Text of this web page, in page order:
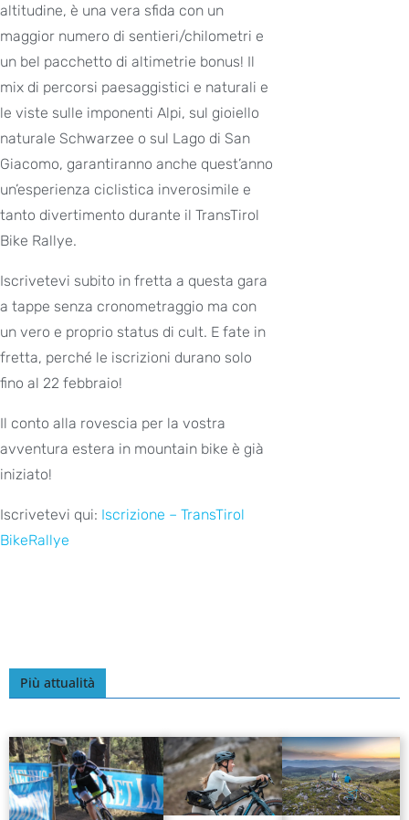
altitudine, è una vera sfida con un
maggior numero di sentieri/chilometri e
un bel pacchetto di altimetrie bonus! Il
mix di percorsi paesaggistici e naturali e
le viste sulle imponenti Alpi, sul gioiello
naturale Schwarzee o sul Lago di San
Giacomo, garantiranno anche quest’anno
un’esperienza ciclistica inverosimile e
tanto divertimento durante il TransTirol
Bike Rallye.
Iscrivetevi subito in fretta a questa gara
a tappe senza cronometraggio ma con
un vero e proprio status di cult. E fate in
fretta, perché le iscrizioni durano solo
fino al 22 febbraio!
Il conto alla rovescia per la vostra
avventura estera in mountain bike è già
iniziato!
Iscrivetevi qui: Iscrizione – TransTirol
BikeRallye
Più attualità